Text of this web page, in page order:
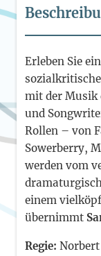
Erleben Sie
mit der Musik
und
Rollen – von
Sowerberry,
werden vom
einem
übernimmt
Regie: Norbert